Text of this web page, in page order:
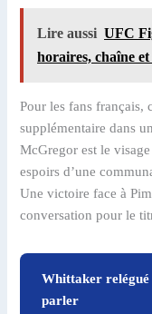
Lire aussi UFC
horaires, chaîne
Pour les fans français,
supplémentaire dans
McGregor est le
espoirs d’une
Une victoire face à
conversation pour le
Whittaker relégué
parler